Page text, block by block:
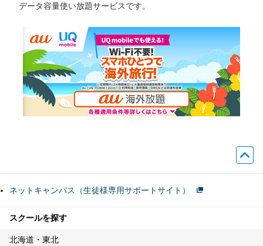
データ容量使い放題サービスです。
ネットキャンパス（生徒様専用サポートサイト）
スクールを探す
北海道・東北